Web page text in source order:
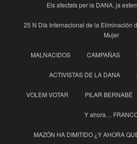
Els afectats per la DANA, ja
25 N Día Internacional de la Eliminación
Mujer
MALNACIDOS CAMPAÑAS
ACTIVISTAS DE LA DANA
VOLEM VOTAR PILAR BERNABÉ
Y ahora…
MAZÓN HA DIMITIDO ¿Y AHORA